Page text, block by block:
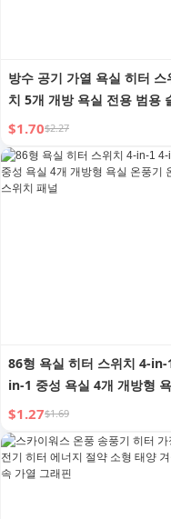
방수 공기 가열 욕실 히터 스
치 5개 개방 욕실 전용 범용
이딩 커버 욕실 5-in-1 5-컨트
5개 개방 패널
$1.70$2.27
86형 욕실 히터 스위치 4-in-
in-1 중성 욕실 4개 개방형
온풍기 온풍기 스위치 패널
$1.27$1.69